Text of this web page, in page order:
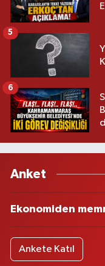
5
6
Anket
Ekonomiden
Ankete Katıl